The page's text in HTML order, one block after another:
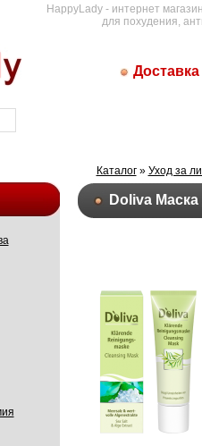
HappyLady - интернет
для похудения,
Доставка
Каталог» Уход за
Doliva